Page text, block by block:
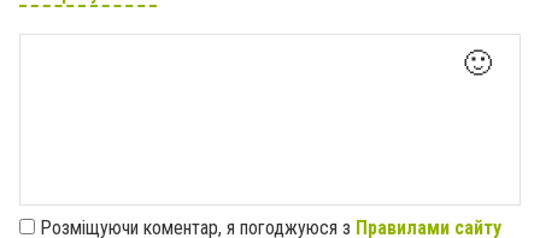
🙂
Розміщуючи коментар, я погоджуюся з Правилами сайту